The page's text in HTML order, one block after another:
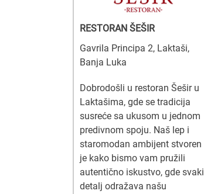
RESTORAN ŠEŠIR
Gavrila Principa 2, Laktaši,
Banja Luka
Dobrodošli u restoran Šešir u
Laktašima, gde se tradicija
susreće sa ukusom u jednom
predivnom spoju. Naš lep i
staromodan ambijent stvoren
je kako bismo vam pružili
autentično iskustvo, gde svaki
detalj odražava našu